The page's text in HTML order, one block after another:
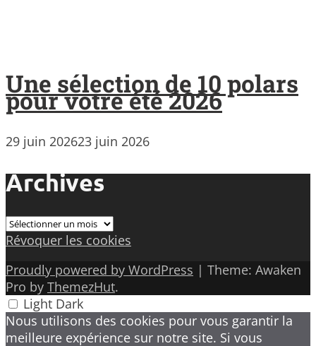
Une sélection de 10 polars
pour votre été 2026
29 juin 202623 juin 2026
Archives
Archives
Révoquer les cookies
Proudly powered by WordPress | Theme: Awaken
Pro by ThemezHut.
Light Dark
Nous utilisons des cookies pour vous garantir la
meilleure expérience sur notre site. Si vous